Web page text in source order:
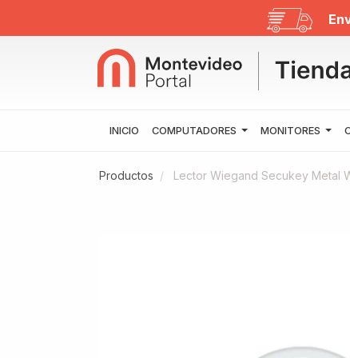
INICIO COMPUTADORES MONITORES
Productos Lector Wiegand Secukey Metal